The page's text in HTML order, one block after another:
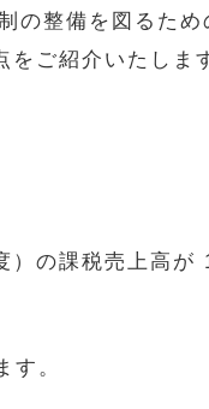
の整備を図るため
をご紹介いたし
）の課税売上高が
。